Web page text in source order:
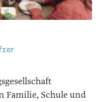
Familie, Schule und